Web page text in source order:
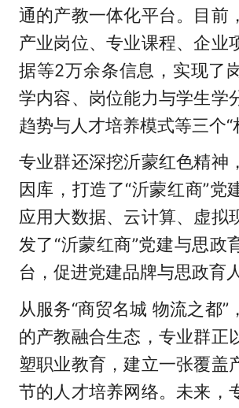
通的产教一体化平台。目前
产业岗位、专业课程、企业
据等2万余条信息，实现了
学内容、岗位能力与学生学
趋势与人才培养模式等三个“
专业群还深挖沂蒙红色精神
因库，打造了“沂蒙红商”党
应用大数据、云计算、虚拟
发了“沂蒙红商”党建与思政
台，促进党建品牌与思政育
从服务“商贸名城 物流之都”
的产教融合生态，专业群正
塑职业教育，建立一张覆盖
节的人才培养网络。未来，